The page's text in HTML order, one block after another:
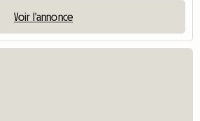
Voir l'annonce